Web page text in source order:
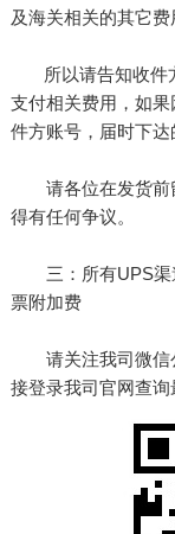
及海关相关的其它
所以请告知收件
支付相关费用，如
件方账号，届时下达
请各位在发货
得有任何争议。
三：所有UPS
票附加费
请关注我司微
接登录我司官网查询